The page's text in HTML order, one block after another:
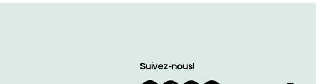
Suivez-nous!